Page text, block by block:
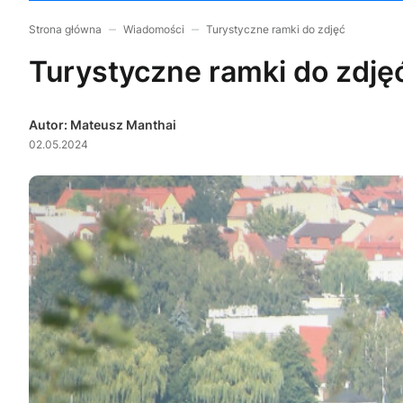
Strona główna Wiadomości Turystyczne ramki do zdjęć
Turystyczne ramki do
Autor: Mateusz Manthai
02.05.2024